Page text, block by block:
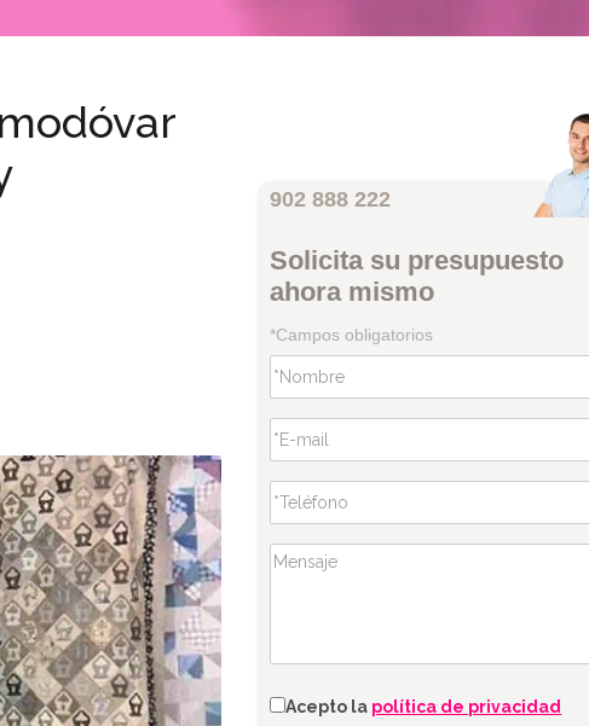
902 888 222
Solicita su presupuesto
ahora mismo
*Campos obligatorios
Acepto la política de privacidad